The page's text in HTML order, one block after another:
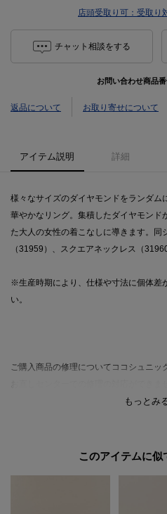
店頭受取り可： 受取り
チャット相談をする
お問い合わせ商品番
返品について お取り寄せについて
アイテム説明 詳細
様々なサイズのダイヤモンドをランダム
華やかなリング。集積したダイヤモンド
た大人の女性の着こなしに導きます。同
（31959）、スクエアネックレス（
※生産時期により、仕様や寸法に個体差
い。
ご購入商品の修理についてココシュニ
ただき、お近くの直営店へお持込下さい
このアイテムに似